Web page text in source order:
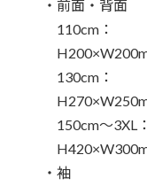
・前面・背面
110cm：
130cm：
150cm～3XL：
・袖